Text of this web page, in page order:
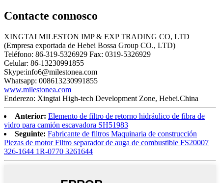
Contacte connosco
XINGTAI MILESTON IMP & EXP TRADING CO, LTD
(Empresa exportada de Hebei Bossa Group CO., LTD)
Teléfono: 86-319-5326929 Fax: 0319-5326929
Celular: 86-13230991855
Skype:info6@milestonea.com
Whatsapp: 008613230991855
www.milestonea.com
Enderezo: Xingtai High-tech Development Zone, Hebei.China
Anterior: Elemento de filtro de retorno hidráulico de fibra de
vidro para camión escavadora SH51983
Seguinte: Fabricante de filtros Maquinaria de construcción
Piezas de motor Filtro separador de auga de combustible FS20007
326-1644 1R-0770 3261644